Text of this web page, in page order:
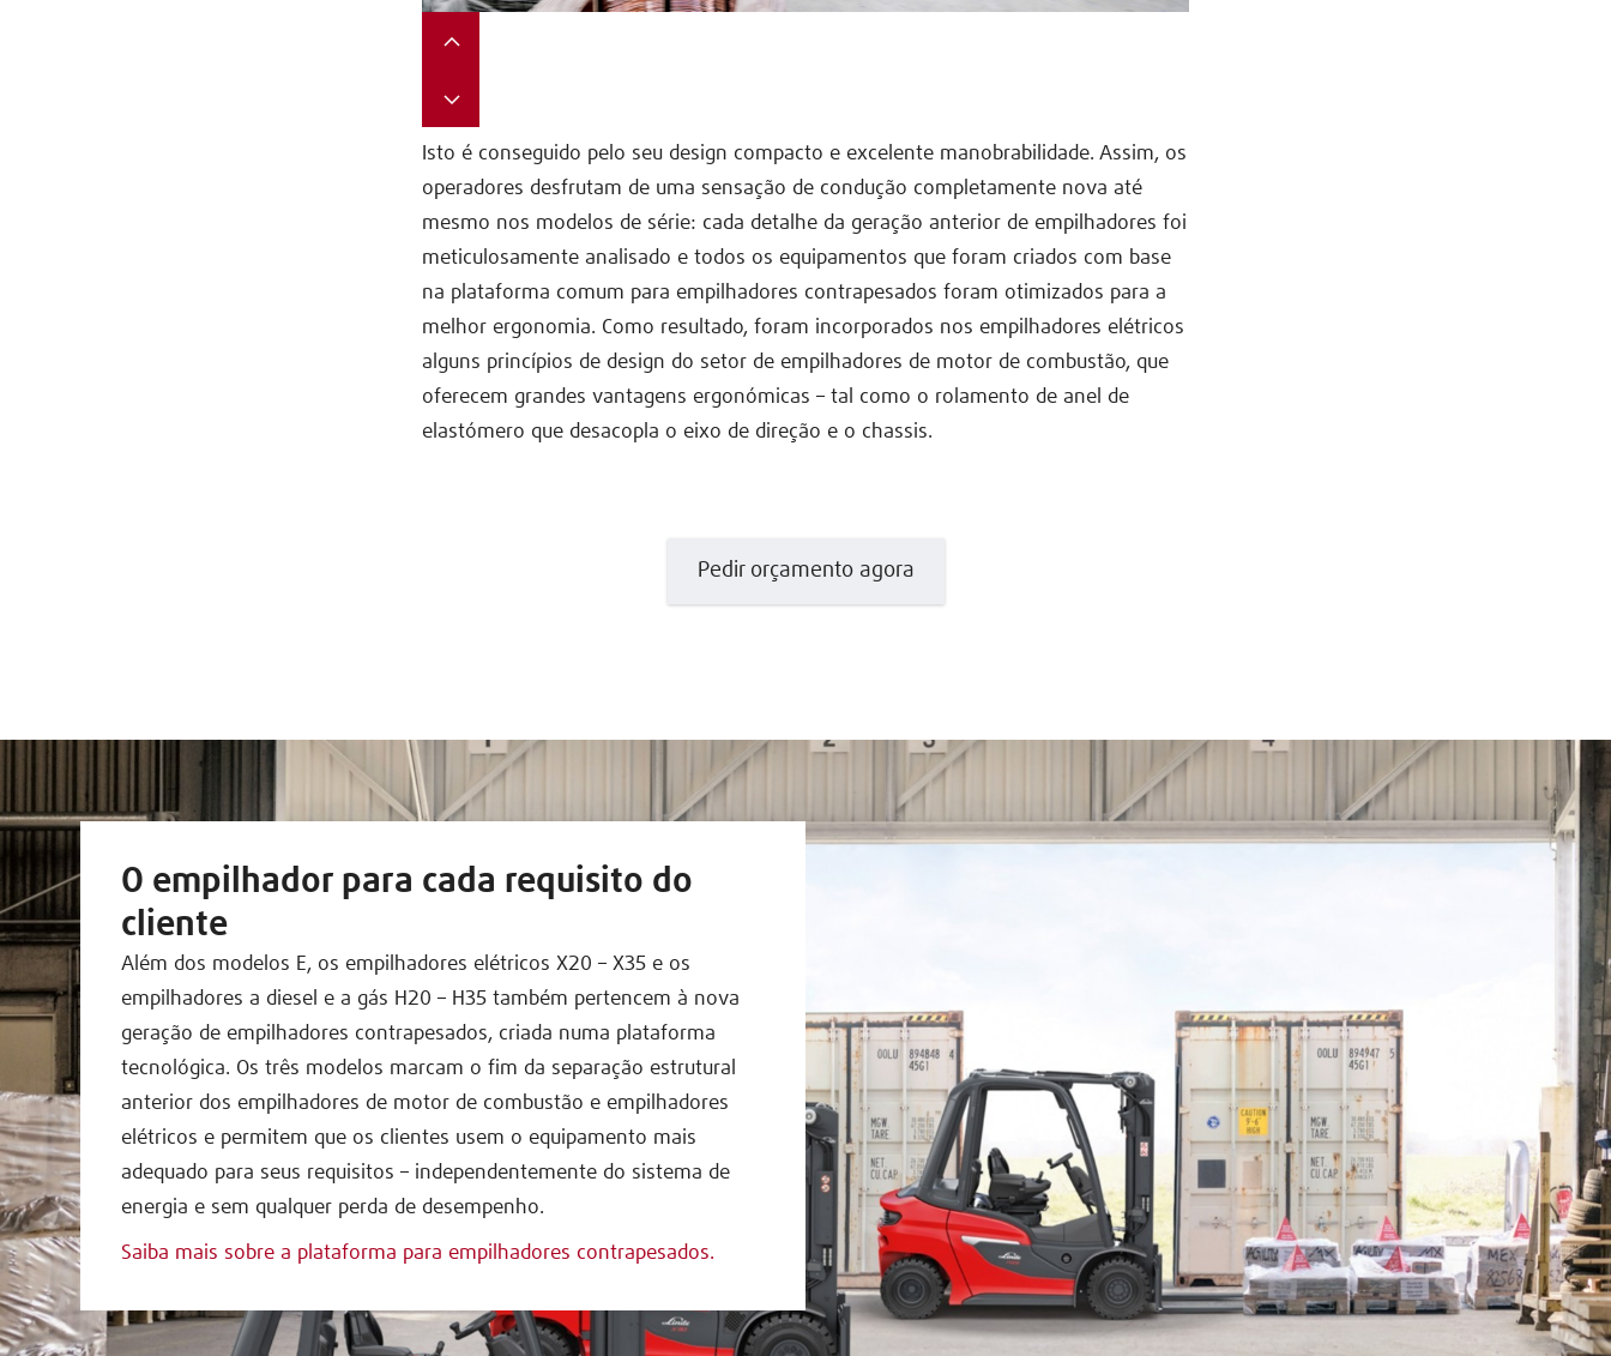
Isto é conseguido pelo seu design compacto e excelente manobrabilidade. Assim, os
operadores desfrutam de uma sensação de condução completamente nova até
mesmo nos modelos de série: cada detalhe da geração anterior de empilhadores foi
meticulosamente analisado e todos os equipamentos que foram criados com base
na plataforma comum para empilhadores contrapesados foram otimizados para a
melhor ergonomia. Como resultado, foram incorporados nos empilhadores elétricos
alguns princípios de design do setor de empilhadores de motor de combustão, que
oferecem grandes vantagens ergonómicas – tal como o rolamento de anel de
elastómero que desacopla o eixo de direção e o chassis.
Pedir orçamento agora
O empilhador para cada requisito do
cliente
Além dos modelos E, os empilhadores elétricos X20 – X35 e os
empilhadores a diesel e a gás H20 – H35 também pertencem à nova
geração de empilhadores contrapesados, criada numa plataforma
tecnológica. Os três modelos marcam o fim da separação estrutural
anterior dos empilhadores de motor de combustão e empilhadores
elétricos e permitem que os clientes usem o equipamento mais
adequado para seus requisitos – independentemente do sistema de
energia e sem qualquer perda de desempenho.
Saiba mais sobre a plataforma para empilhadores contrapesados.